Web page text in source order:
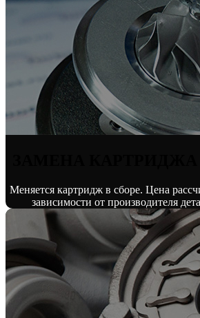
Меняется картридж в сборе. Цена
зависимости от производителя